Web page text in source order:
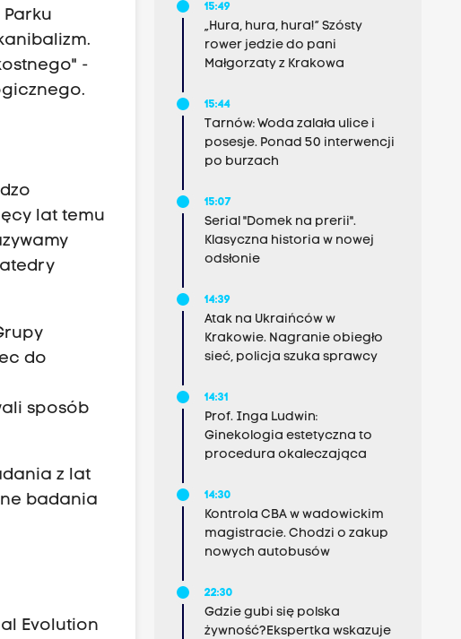
-
lat temu
do
sposób
z lat
badania
Evolution
15:49
„Hura, hura, hura!” Szósty
rower jedzie do pani
Małgorzaty z Krakowa
15:44
Tarnów: Woda zalała ulice i
posesje. Ponad 50 interwencji
po burzach
15:07
Serial "Domek na prerii".
Klasyczna historia w nowej
odsłonie
14:39
Atak na Ukraińców w
Krakowie. Nagranie obiegło
sieć, policja szuka sprawcy
14:31
Prof. Inga Ludwin:
Ginekologia estetyczna to
procedura okaleczająca
14:30
Kontrola CBA w wadowickim
magistracie. Chodzi o zakup
nowych autobusów
22:30
Gdzie gubi się polska
żywność?Ekspertka wskazuje